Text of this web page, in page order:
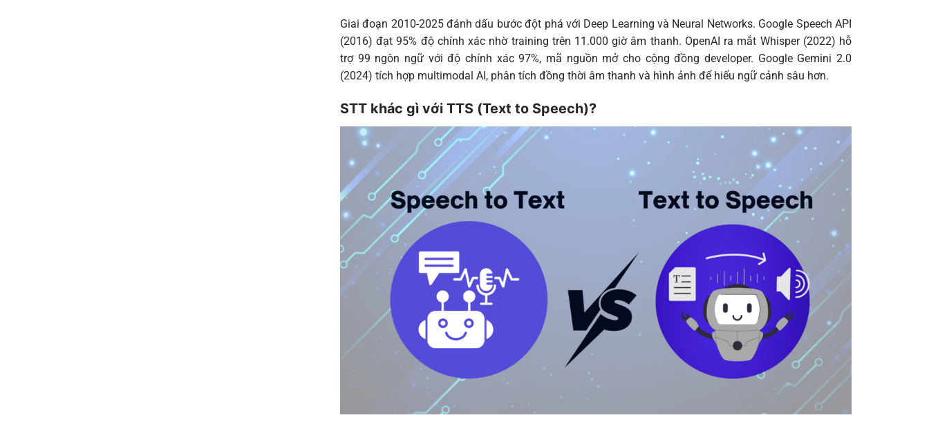
Giai đoạn 2010-2025 đánh dấu bước đột phá với Deep Learning và Neural Networks. Google Speech API
(2016) đạt 95% độ chính xác nhờ training trên 11.000 giờ âm thanh. OpenAI ra mắt Whisper (2022) hỗ
trợ 99 ngôn ngữ với độ chính xác 97%, mã nguồn mở cho cộng đồng developer. Google Gemini 2.0
(2024) tích hợp multimodal AI, phân tích đồng thời âm thanh và hình ảnh để hiểu ngữ cảnh sâu hơn.
STT khác gì với TTS (Text to Speech)?